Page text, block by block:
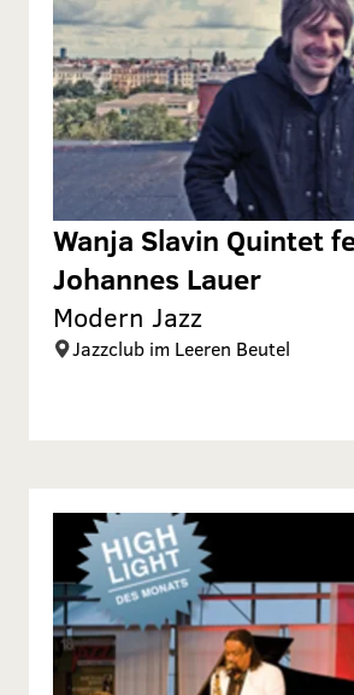
Wanja Slavin Quintet
Johannes Lauer
Modern Jazz
Jazzclub im Leeren Beutel